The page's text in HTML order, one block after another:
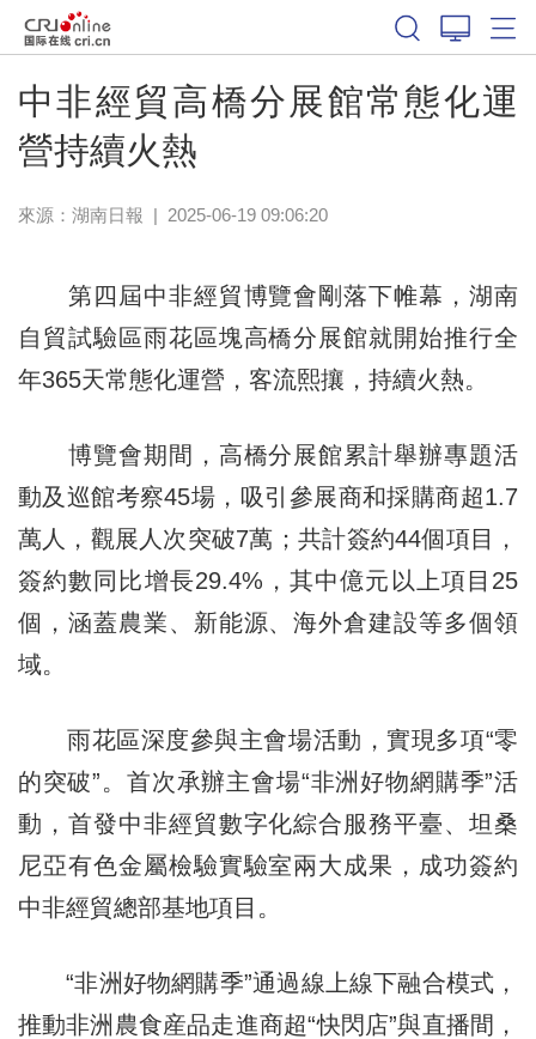
中非經貿高橋分展館常態化運
營持續火熱
來源： 湖南日報 | 2025-06-19 09:06:20
第四屆中非經貿博覽會剛落下帷幕，湖南
自貿試驗區雨花區塊高橋分展館就開始推行全
年365天常態化運營，客流熙攘，持續火熱。
博覽會期間，高橋分展館累計舉辦專題活
動及巡館考察45場，吸引參展商和採購商超1.7
萬人，觀展人次突破7萬；共計簽約44個項目，
簽約數同比增長29.4%，其中億元以上項目25
個，涵蓋農業、新能源、海外倉建設等多個領
域。
雨花區深度參與主會場活動，實現多項“零
的突破”。首次承辦主會場“非洲好物網購季”活
動，首發中非經貿數字化綜合服務平臺、坦桑
尼亞有色金屬檢驗實驗室兩大成果，成功簽約
中非經貿總部基地項目。
“非洲好物網購季”通過線上線下融合模式，
推動非洲農食産品走進商超“快閃店”與直播間，